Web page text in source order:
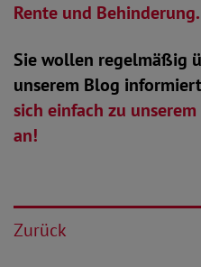
Rente und Behinderung.
Sie wollen regelmäßig
unserem Blog
sich einfach zu
an!
Zurück